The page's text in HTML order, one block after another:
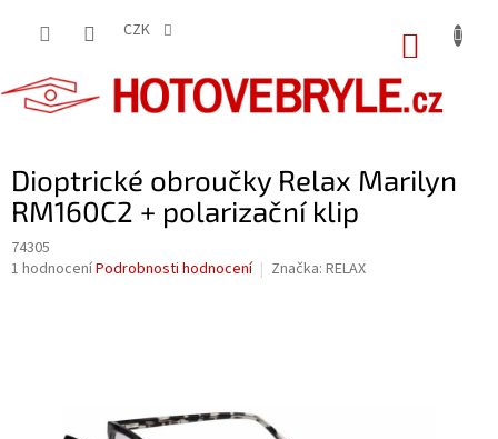
CZK
Dioptrické obroučky Relax Marilyn
RM160C2 + polarizační klip
74305
Průměrné
1 hodnoceníPodrobnosti hodnocení Značka: RELAX